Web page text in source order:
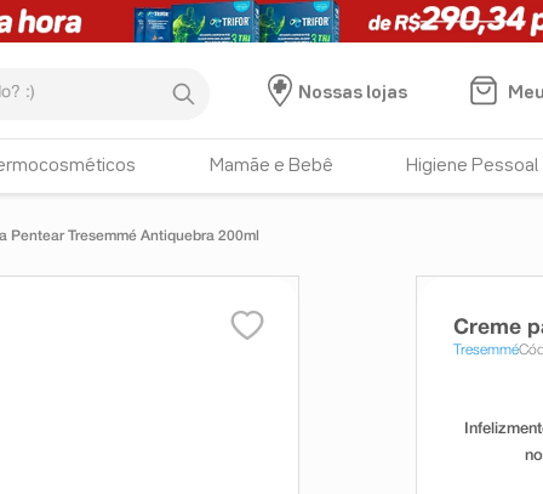
Nossas lojas
Mamãe e Bebê Higiene Pessoal
Pentear Tresemmé Antiquebra 200ml
Creme
Tresemmé